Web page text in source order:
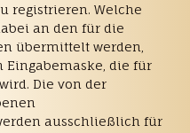
registrieren. Welche
an den für die
übermittelt werden,
Eingabemaske, die für
Die von der
ausschließlich für